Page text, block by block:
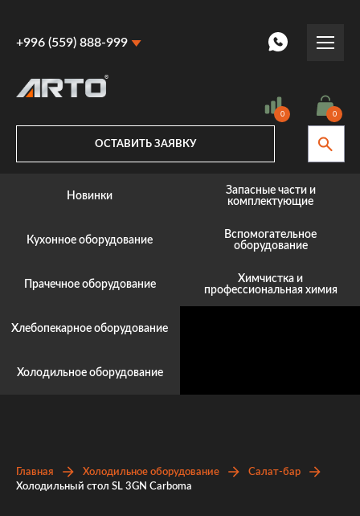
+996 (559) 888-999
+996 (559) 888-999
0 0
ОСТАВИТЬ ЗАЯВКУ
Новинки
Кухонное оборудование
Прачечное оборудование
Хлебопекарное оборудование
Холодильное оборудование
Запасные части и
комплектующие
Вспомогательное
оборудование
Химчистка и
профессиональная химия
Главная Холодильное оборудование
Салат-бар
Холодильный стол SL 3GN Сarboma